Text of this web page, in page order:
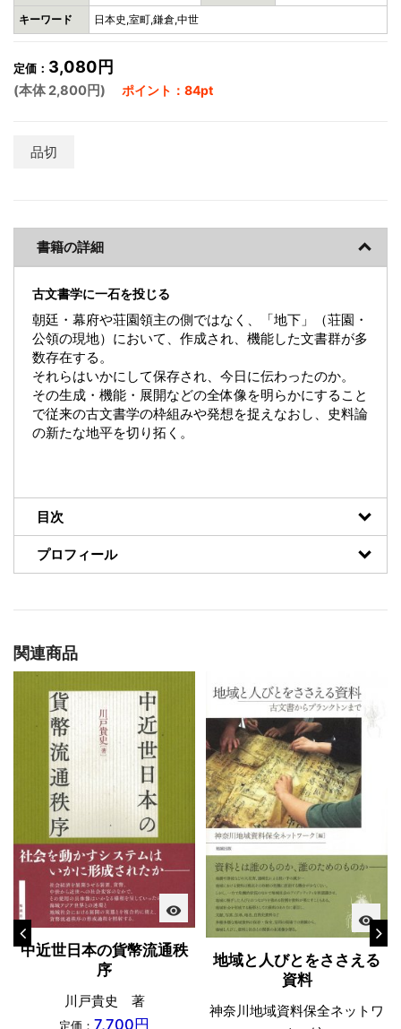
キーワード 日本史,室町,鎌倉,中世
定価： 3,080円
(本体 2,800円) ポイント：84pt
品切
書籍の詳細
古文書学に一石を投じる
朝廷・幕府や荘園領主の側ではなく、「地下」（荘園・
公領の現地）において、作成され、機能した文書群が多
数存在する。
それらはいかにして保存され、今日に伝わったのか。
その生成・機能・展開などの全体像を明らかにすること
で従来の古文書学の枠組みや発想を捉えなおし、史料論
の新たな地平を切り拓く。
目次
プロフィール
関連商品
visibility
中近世日本の貨幣流通秩
序
川戸貴史 著
定価： 7,700円
visibility
地域と人びとをささえる
資料
神奈川地域資料保全ネットワ